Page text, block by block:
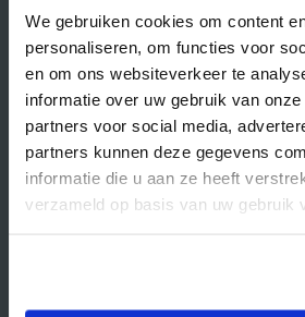
We gebruiken cookies om content
personaliseren, om functies voor
en om ons websiteverkeer te
informatie over uw gebruik van
partners voor social media,
partners kunnen deze gegevens
informatie die u aan ze heeft
verzameld op basis van uw gebruik
Supply Service B.V.
Nijverheidsstraat 25-K
3861 RJ Nijkerk
info@supplyservice.nl
+31 33 468 13 42
KvK nummer: 66384737